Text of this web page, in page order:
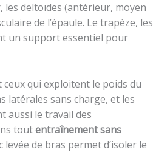
les deltoïdes (antérieur, moyen
de l’épaule. Le trapèze, les
un support essentiel pour
ceux qui exploitent le poids du
latérales sans charge, et les
aussi le travail des
toutentraînement sans
de bras permet d’isoler le